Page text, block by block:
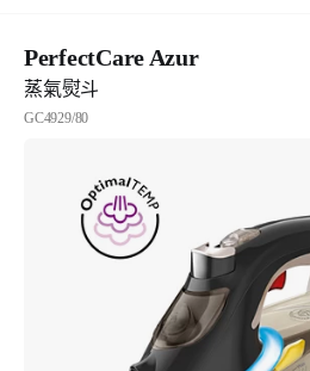
PerfectCare Azur
蒸氣熨斗
GC4929/80